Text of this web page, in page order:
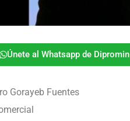
Únete al Whatsapp de Dipromin
Gorayeb Fuentes